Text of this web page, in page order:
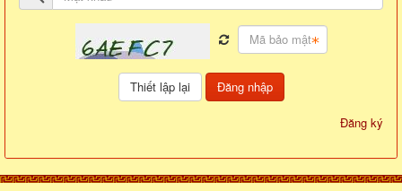
Đăng nhập
Đăng ký